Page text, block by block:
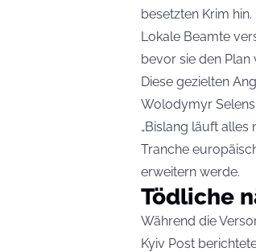
besetzten Krim hin.
Lokale Beamte
bevor sie den
Diese gezielten
Wolodymyr
„Bislang läuft alles
Tranche
erweitern werde.
Tödliche
Während die
Kyiv Post